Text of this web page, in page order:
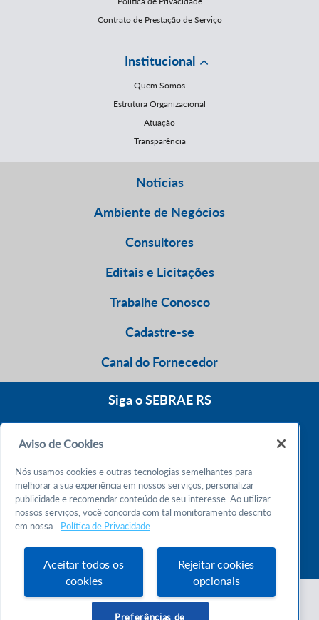
Contrato de Prestação de Serviço
Institucional
Quem Somos
Estrutura Organizacional
Atuação
Transparência
Notícias
Ambiente de Negócios
Consultores
Editais e Licitações
Trabalhe Conosco
Cadastre-se
Canal do Fornecedor
Siga o SEBRAE RS
Atendimento 24h
Chame no WhatsApp
Atendimento das 9h às 18h
Aviso de Cookies
Nós usamos cookies e outras tecnologias semelhantes para
melhorar a sua experiência em nossos serviços, personalizar
publicidade e recomendar conteúdo de seu interesse. Ao utilizar
nossos serviços, você concorda com tal monitoramento descrito
em nossa
Política de Privacidade
Aceitar todos os
cookies
Rejeitar cookies
opcionais
Preferências de